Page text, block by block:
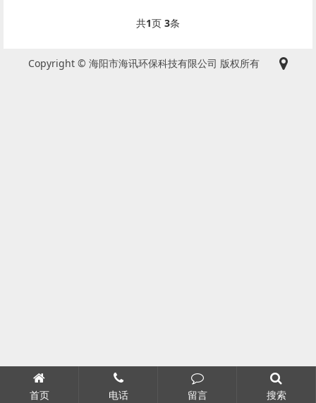
共1页 3条
Copyright © 海阳市海讯环保科技有限公司 版权所有
首页 电话 留言 搜索